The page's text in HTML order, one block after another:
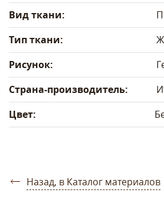
Вид ткани:
Тип ткани:
Рисунок:
Страна-производитель:
Цвет:
Назад, в Каталог материалов